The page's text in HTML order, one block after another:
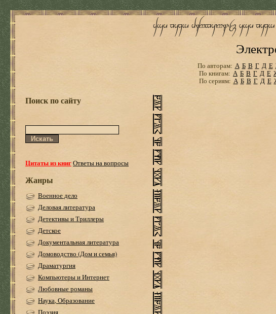
По авторам: А Б В Г Д Е
По книгам: А Б В Г Д Е
По сериям: А Б В Г Д Е
Поиск по сайту
Цитаты из книгОтветы на вопросы
Жанры
Военное дело
Деловая литература
Детективы и Триллеры
Детское
Документальная литература
Домоводство (Дом и семья)
Драматургия
Компьютеры и Интернет
Любовные романы
Наука, Образование
Поэзия